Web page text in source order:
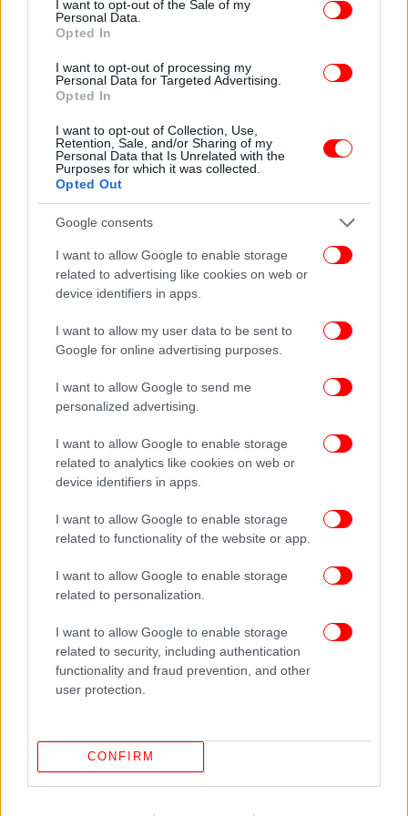
I want to opt-out of the Sale of my
Personal Data.
Opted In
I want to opt-out of processing my
Personal Data for Targeted Advertising.
Opted In
I want to opt-out of Collection, Use,
Retention, Sale, and/or Sharing of my
Personal Data that Is Unrelated with the
Purposes for which it was collected.
Opted Out
Google consents
I want to allow Google to enable storage
related to advertising like cookies on web or
device identifiers in apps.
I want to allow my user data to be sent to
Google for online advertising purposes.
I want to allow Google to send me
personalized advertising.
I want to allow Google to enable storage
related to analytics like cookies on web or
device identifiers in apps.
I want to allow Google to enable storage
related to functionality of the website or app.
I want to allow Google to enable storage
related to personalization.
I want to allow Google to enable storage
related to security, including authentication
functionality and fraud prevention, and other
user protection.
CONFIRM
ΠΕΡΙΣΣΟΤΕΡΑ ΒΙΝΤΕΟ
Ακολουθήστε το στο Google News
Δείτε όλες τις τελευταίες Ειδήσειςαπό την Ελλάδα και τον Κόσμο,
ΔΙΆΨΕΥΣΗ